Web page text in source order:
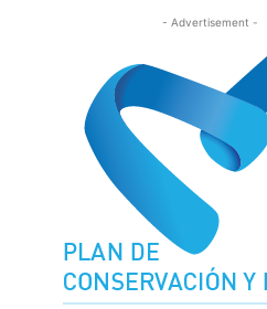
- Advertisement -